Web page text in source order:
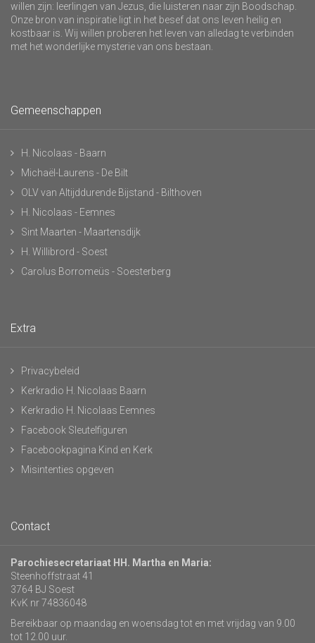
willen zijn: leerlingen van Jezus, die luisteren naar zijn Boodschap.
Onze bron van inspiratie ligt in het besef dat ons leven heilig en
kostbaar is. Wij willen proberen het leven van alledag te verbinden
met het wonderlijke mysterie van ons bestaan.
Gemeenschappen
H. Nicolaas - Baarn
Michaël-Laurens - De Bilt
OLV van Altijddurende Bijstand - Bilthoven
H. Nicolaas - Eemnes
Sint Maarten - Maartensdijk
H. Willibrord - Soest
Carolus Borromeüs - Soesterberg
Extra
Privacybeleid
Kerkradio H. Nicolaas Baarn
Kerkradio H. Nicolaas Eemnes
Facebook Sleutelfiguren
Facebookpagina Kind en Kerk
Misintenties opgeven
Contact
Parochiesecretariaat HH. Martha en Maria:
Steenhoffstraat 41
3764 BJ Soest
KvK nr 74836048
Bereikbaar op maandag en woensdag tot en met vrijdag van 9.00
tot 12.00 uur.